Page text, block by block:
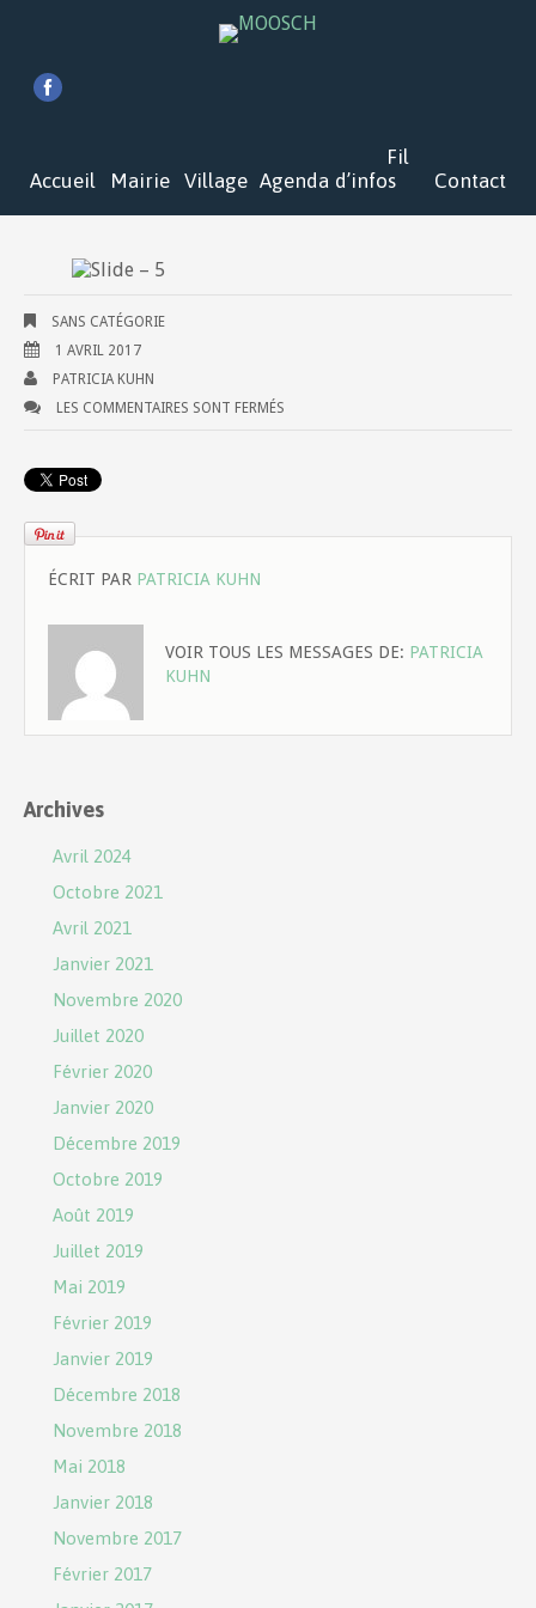
Accueil Mairie Village Agenda
Fil
d’infos
Contact
SANS CATÉGORIE
1 AVRIL 2017
PATRICIA KUHN
LES COMMENTAIRES SONT FERMÉS
ÉCRIT PAR PATRICIA KUHN
VOIR TOUS LES MESSAGES DE: PATRICIA
KUHN
Archives
Avril 2024
Octobre 2021
Avril 2021
Janvier 2021
Novembre 2020
Juillet 2020
Février 2020
Janvier 2020
Décembre 2019
Octobre 2019
Août 2019
Juillet 2019
Mai 2019
Février 2019
Janvier 2019
Décembre 2018
Novembre 2018
Mai 2018
Janvier 2018
Novembre 2017
Février 2017